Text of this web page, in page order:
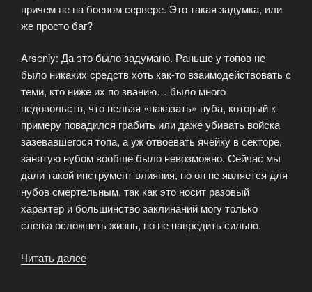
причем не на боевом сервере. Это такая задумка, или
же просто баг?
Arseniy: Да это было задумано. Раньше у топов не
было никаких средств хоть как-то взаимодействовать с
теми, кто ниже их по званию… было много
недовольств, что нельзя «наказать» нуба, который к
примеру повадился грабить или даже убивать войска
зазевавшегося топа, а уж отвоевать ячейку в секторе,
занятую нубом вообще было невозможно. Сейчас мы
дали такой инструмент влияния, но он не является для
нубов смертельным, так как это носит разовый
характер и большинство заклинаний могу только
слегка осложнить жизнь, но не навредить сильно.
Читать далее